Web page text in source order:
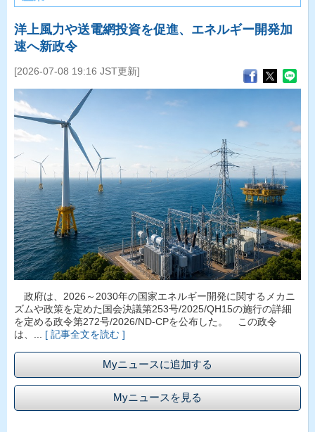
洋上風力や送電網投資を促進、エネルギー開発加
速へ新政令
[2026-07-08 19:16 JST更新]
政府は、2026～2030年の国家エネルギー開発に関するメカニ
ズムや政策を定めた国会決議第253号/2025/QH15の施行の詳細
を定める政令第272号/2026/ND-CPを公布した。 この政令
は、... [ 記事全文を読む ]
Myニュースに追加する
Myニュースを見る